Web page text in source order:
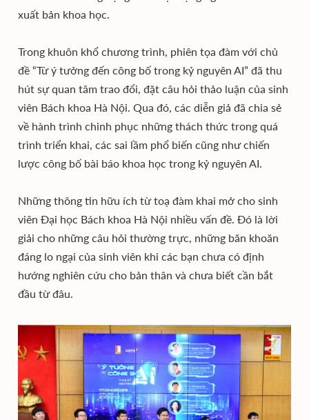
xuất bản khoa học.
Trong khuôn khổ chương trình, phiên tọa đàm với chủ
đề “Từ ý tưởng đến công bố trong kỷ nguyên AI” đã thu
hút sự quan tâm trao đổi, đặt câu hỏi thảo luận của sinh
viên Bách khoa Hà Nội. Qua đó, các diễn giả đã chia sẻ
về hành trình chinh phục những thách thức trong quá
trình triển khai, các sai lầm phổ biến cũng như chiến
lược công bố bài báo khoa học trong kỷ nguyên AI.
Những thông tin hữu ích từ toạ đàm khai mở cho sinh
viên Đại học Bách khoa Hà Nội nhiều vấn đề. Đó là lời
giải cho những câu hỏi thường trực, những băn khoăn
đáng lo ngại của sinh viên khi các bạn chưa có định
hướng nghiên cứu cho bản thân và chưa biết cần bắt
đầu từ đâu.